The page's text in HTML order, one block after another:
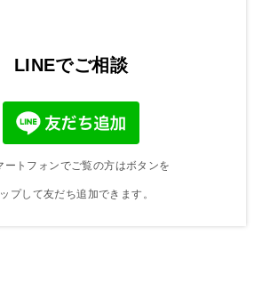
LINEでご相談
トフォンでご覧の方はボタンを
プして友だち追加できます。